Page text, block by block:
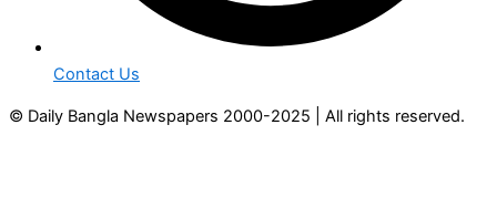
Contact Us
© Daily Bangla Newspapers 2000-2025 | All rights reserved.